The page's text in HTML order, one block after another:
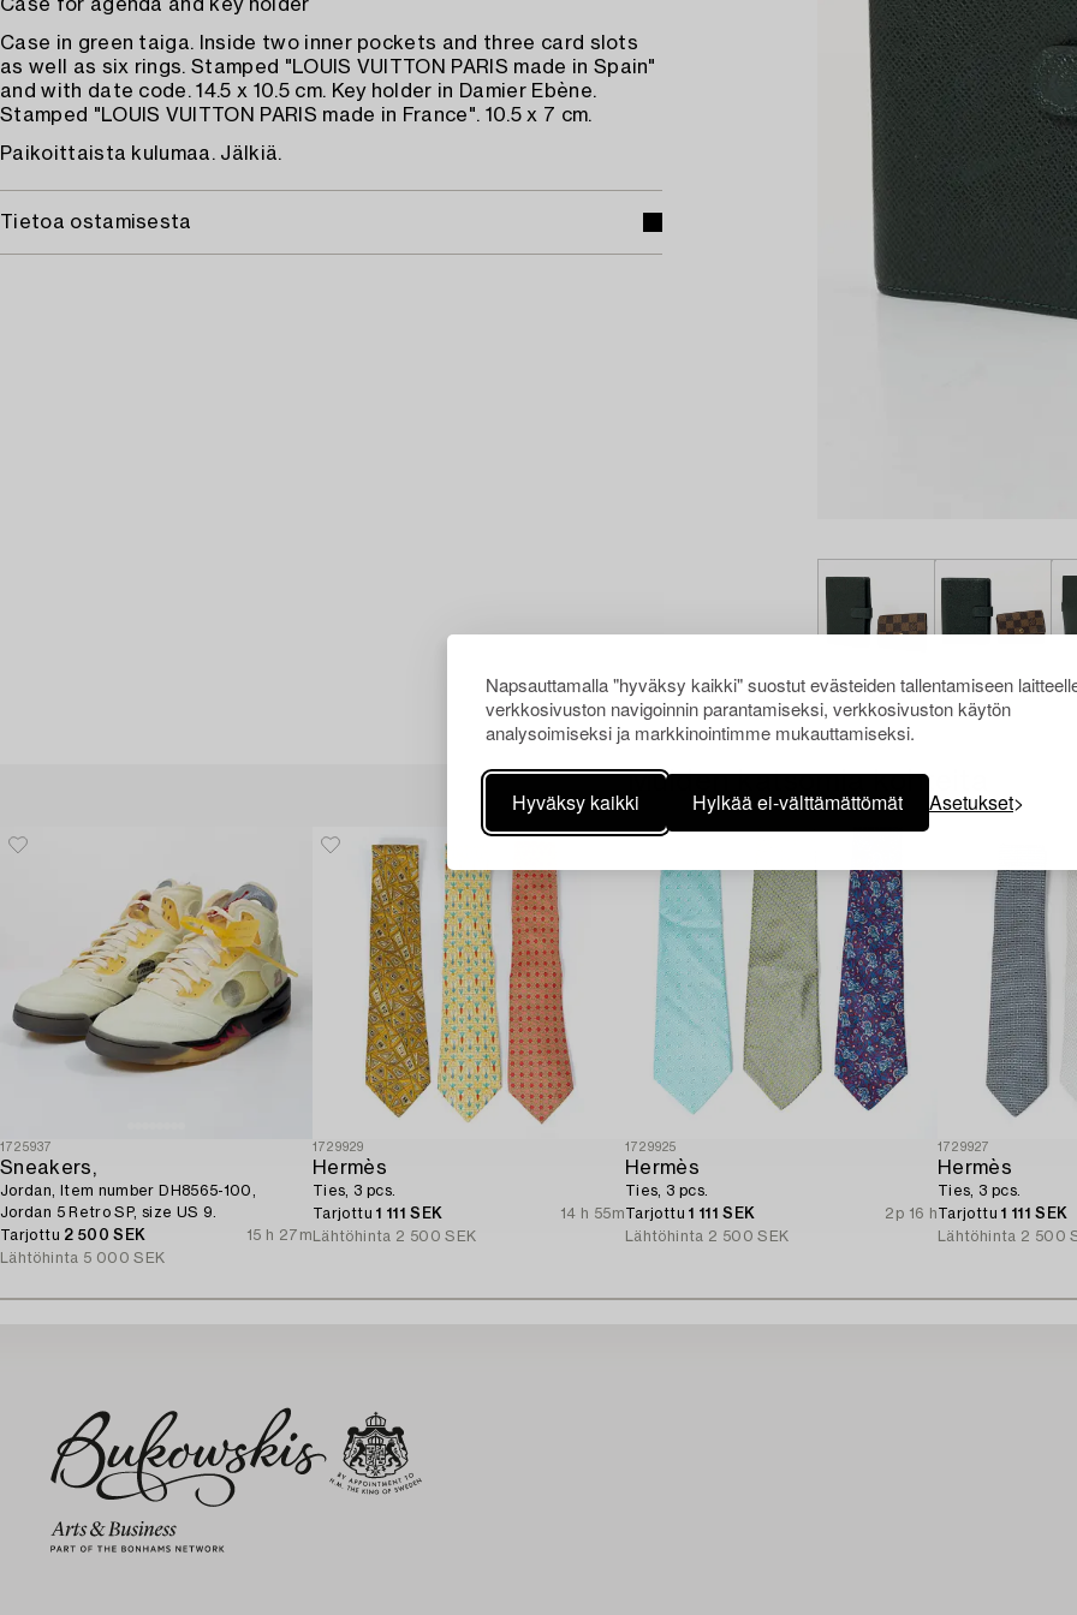
Napsauttamalla "hyväksy kaikki" suostut evästeiden tallentamiseen
verkkosivuston navigoinnin parantamiseksi, verkkosivuston käytön
analysoimiseksi ja markkinointimme mukauttamiseksi.
Hyväksy kaikki Hylkää ei-välttämättömät Asetukset
Case for agenda and key holder
Case in green taiga. Inside two inner pockets and three card slots
as well as six rings. Stamped "LOUIS VUITTON PARIS made in Spain"
and with date code. 14.5 x 10.5 cm. Key holder in Damier Ebène.
Stamped "LOUIS VUITTON PARIS made in France". 10.5 x 7 cm.
Paikoittaista kulumaa. Jälkiä.
Tietoa ostamisesta
Muiden katsomia kohteita
1725937
Sneakers,
Jordan, Item number DH8565-100,
Jordan 5 Retro SP, size US 9.
Tarjottu 2 500 SEK
15 h 27m
Lähtöhinta 5 000 SEK
1729929
Hermès
Ties, 3 pcs.
Tarjottu1 111 SEK
14 h 55m
Lähtöhinta 2 500 SEK
1729925
Hermès
Ties, 3 pcs.
Tarjottu1 111 SEK
2p 16 h
Lähtöhinta 2 500 SEK
1729927
Hermès
Ties, 3 pcs.
Tarjottu1 111 SEK
Lähtöhinta 2 500